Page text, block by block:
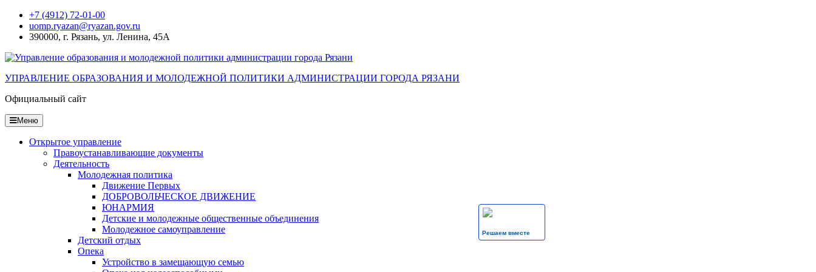
Перейти
содержанию
+7 (4912) 72-01-00
uomp.ryazan@ryazan.gov.ru
390000, г. Рязань, ул. Ленина, 45А
Решаем вместе
УПРАВЛЕНИЕ ОБРАЗОВАНИЯ И МОЛОДЕЖНОЙ ПОЛИТИКИ АДМИНИСТРАЦИИ ГОРОДА РЯЗАНИ
Официальный сайт
Меню
Открытое управление
Правоустанавливающие документы
Деятельность
Молодежная политика
Движение Первых
ДОБРОВОЛЬЧЕСКОЕ ДВИЖЕНИЕ
ЮНАРМИЯ
Детские и молодежные общественные объединения
Молодежное самоуправление
Детский отдых
Опека
Устройство в замещающую семью